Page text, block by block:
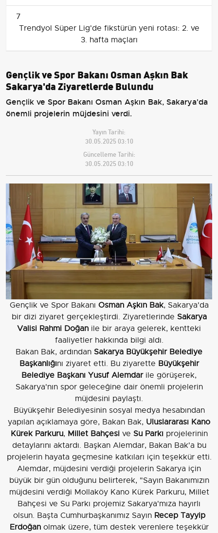
7
Trendyol Süper Lig'de fikstürün yeni rotası: 2. ve
3. hafta maçları
Gençlik ve Spor Bakanı Osman Aşkın Bak
Sakarya'da Ziyaretlerde Bulundu
Gençlik ve Spor Bakanı Osman Aşkın Bak, Sakarya'da
önemli projelerin müjdesini verdi.
Yayın Tarihi:
30.05.2025 03:10
Güncelleme Tarihi:
30.05.2025 03:10
Gençlik ve Spor Bakanı Osman Aşkın Bak, Sakarya'da
bir dizi ziyaret gerçekleştirdi. Ziyaretlerinde Sakarya
Valisi Rahmi Doğan ile bir araya gelerek, kentteki
faaliyetler hakkında bilgi aldı.
Bakan Bak, ardından Sakarya Büyükşehir Belediye
Başkanlığını ziyaret etti. Bu ziyarette Büyükşehir
Belediye Başkanı Yusuf Alemdarile görüşerek,
Sakarya'nın spor geleceğine dair önemli projelerin
müjdesini paylaştı.
Büyükşehir Belediyesinin sosyal medya hesabından
yapılan açıklamaya göre, Bakan Bak, Uluslararası Kano
Kürek Parkuru, Millet Bahçesive Su Parkı projelerinin
detaylarını aktardı. Başkan Alemdar, Bakan Bak'a bu
projelerin hayata geçmesine katkıları için teşekkür etti.
Alemdar, müjdesini verdiği projelerin Sakarya için
büyük bir gün olduğunu belirterek, "Sayın Bakanımızın
müjdesini verdiği Mollaköy Kano Kürek Parkuru, Millet
Bahçesi ve Su Parkı projemiz Sakarya'mıza hayırlı
olsun. Başta Cumhurbaşkanımız Sayın Recep Tayyip
Erdoğanolmak üzere, tüm destek verenlere teşekkür